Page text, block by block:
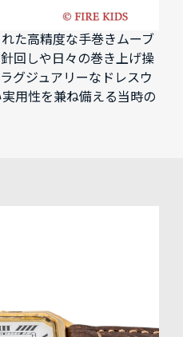
た高精度な手巻きムーブ
回しや日々の巻き上げ操
グジュアリーなドレスウ
用性を兼ね備える当時の